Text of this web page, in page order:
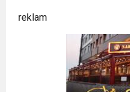
reklam